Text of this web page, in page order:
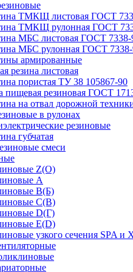
ТМКЩ листовая ГОСТ
ТМКЩ рулонная ГОСТ
МБС листовая ГОСТ 7338-
МБС рулонная ГОСТ
армированные
резина листовая
пористая ТУ 38 105867-90
пищевая резиновая ГОСТ
на отвал дорожной
в рулонах
резиновые
губчатая
смеси
Z(О)
A
B(Б)
C(В)
D(Г)
Е(D)
узкого сечения SPA и